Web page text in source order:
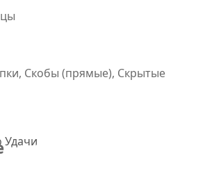
Скобы (прямые), Скрытые